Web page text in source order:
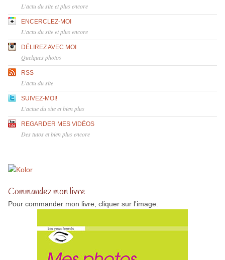
L'actu du site et plus encore
ENCERCLEZ-MOI
L'actu du site et plus encore
DÉLIREZ AVEC MOI
Quelques photos
RSS
L'actu du site
SUIVEZ-MOI!
L'actue du site et bien plus
REGARDER MES VIDÉOS
Des tutos et bien plus encore
Commandez mon livre
Pour commander mon livre, cliquer sur l'image.